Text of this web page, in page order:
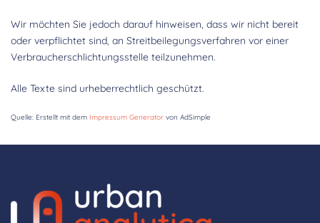
Wir möchten Sie jedoch darauf hinweisen, dass wir nicht bereit
oder verpflichtet sind, an Streitbeilegungsverfahren vor einer
Verbraucherschlichtungsstelle teilzunehmen.
Alle Texte sind urheberrechtlich geschützt.
Quelle: Erstellt mit dem Impressum Generator von AdSimple